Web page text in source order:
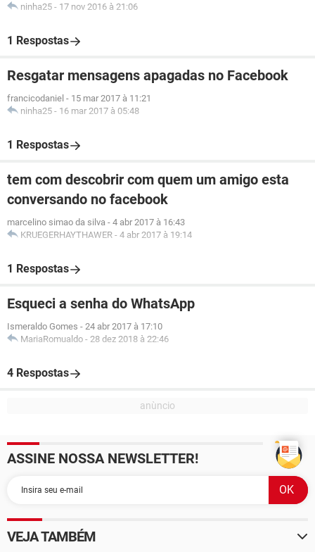
ninha25 - 17 nov 2016 à 21:06
1 Respostas
Resgatar mensagens apagadas no Facebook
francicodaniel - 15 mar 2017 à 11:21
ninha25 - 16 mar 2017 à 05:48
1 Respostas
tem com descobrir com quem um amigo esta
conversando no facebook
marcelino simao da silva - 4 abr 2017 à 16:43
KRUEGERHAYTHAWER - 4 abr 2017 à 19:14
1 Respostas
Esqueci a senha do WhatsApp
Ismeraldo Gomes - 24 abr 2017 à 17:10
MariaRomualdo - 28 dez 2018 à 22:46
4 Respostas
ASSINE NOSSA NEWSLETTER!
VEJA TAMBÉM